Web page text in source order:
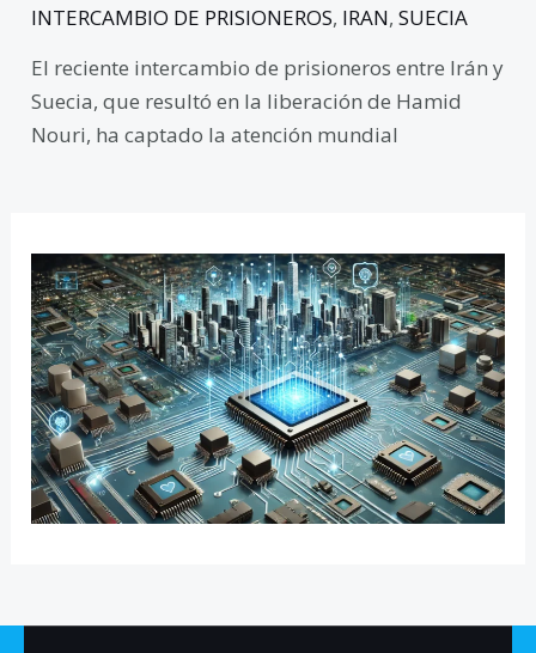
INTERCAMBIO DE PRISIONEROS, IRAN,SUECIA
El reciente intercambio de prisioneros entre Irán y
Suecia, que resultó en la liberación de Hamid
Nouri, ha captado la atención mundial